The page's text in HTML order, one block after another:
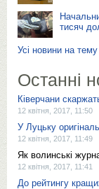
тисяч
Усі новини на
Останні
Ківерчани
12 квітня, 2017, 11:50
У Луцьку
12 квітня, 2017, 11:49
Як волинські
12 квітня, 2017, 11:41
До рейтингу